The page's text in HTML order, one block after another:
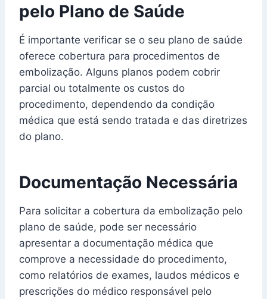
pelo Plano de Saúde
É importante verificar se o seu plano de saúde
oferece cobertura para procedimentos de
embolização. Alguns planos podem cobrir
parcial ou totalmente os custos do
procedimento, dependendo da condição
médica que está sendo tratada e das diretrizes
do plano.
Documentação Necessária
Para solicitar a cobertura da embolização pelo
plano de saúde, pode ser necessário
apresentar a documentação médica que
comprove a necessidade do procedimento,
como relatórios de exames, laudos médicos e
prescrições do médico responsável pelo